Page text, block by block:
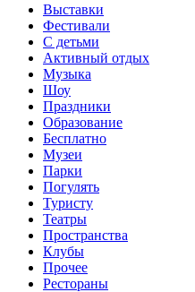
Выставки
Фестивали
С детьми
Активный отдых
Музыка
Шоу
Праздники
Образование
Бесплатно
Музеи
Парки
Погулять
Туристу
Театры
Пространства
Клубы
Прочее
Рестораны